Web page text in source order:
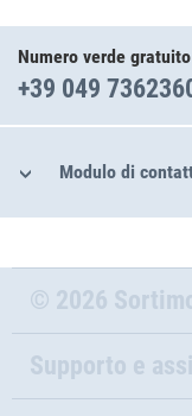
Numero verde
+39 049
Modulo di
© 2026
Supporto e